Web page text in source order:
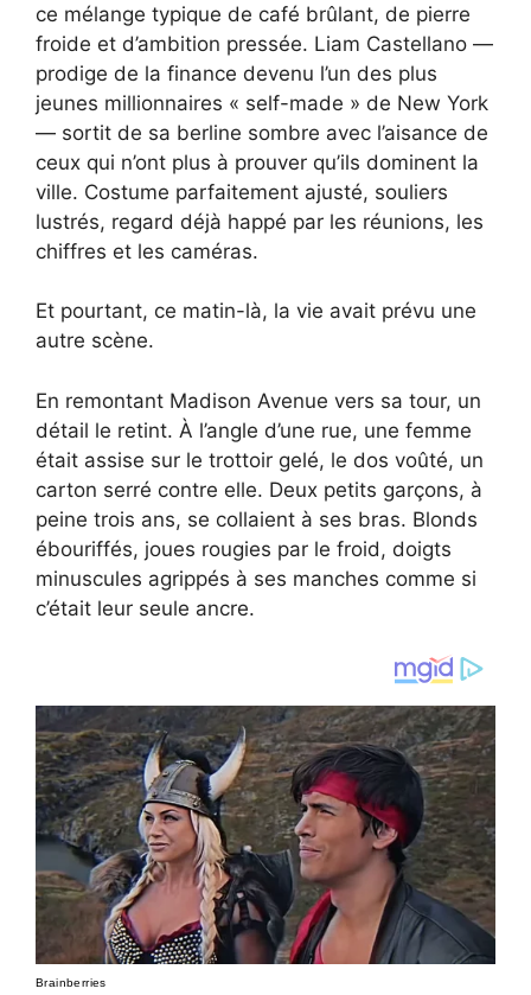
ce mélange typique de café brûlant, de pierre
froide et d’ambition pressée. Liam Castellano —
prodige de la finance devenu l’un des plus
jeunes millionnaires « self-made » de New York
— sortit de sa berline sombre avec l’aisance de
ceux qui n’ont plus à prouver qu’ils dominent la
ville. Costume parfaitement ajusté, souliers
lustrés, regard déjà happé par les réunions, les
chiffres et les caméras.
Et pourtant, ce matin-là, la vie avait prévu une
autre scène.
En remontant Madison Avenue vers sa tour, un
détail le retint. À l’angle d’une rue, une femme
était assise sur le trottoir gelé, le dos voûté, un
carton serré contre elle. Deux petits garçons, à
peine trois ans, se collaient à ses bras. Blonds
ébouriffés, joues rougies par le froid, doigts
minuscules agrippés à ses manches comme si
c’était leur seule ancre.